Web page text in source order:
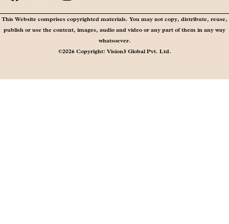
This Website comprises copyrighted materials. You may not copy, distribute, reuse,
publish or use the content, images, audio and video or any part of them in any way
whatsoever.
©2026 Copyright: Vision3 Global Pvt. Ltd.